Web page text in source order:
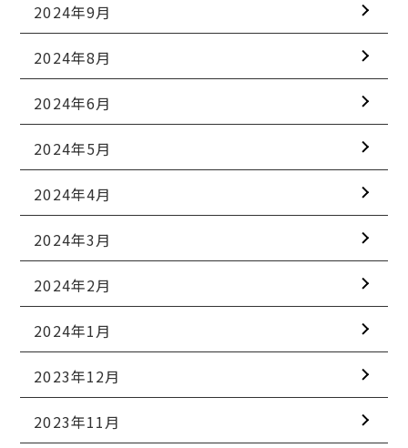
2024年9月
2024年8月
2024年6月
2024年5月
2024年4月
2024年3月
2024年2月
2024年1月
2023年12月
2023年11月